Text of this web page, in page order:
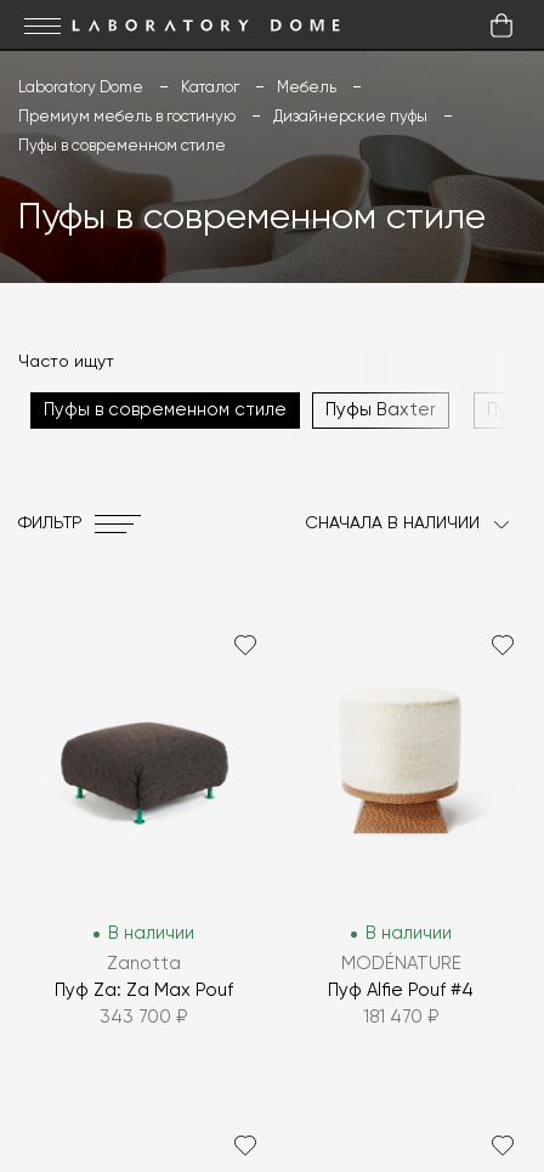
Laboratory Dome Каталог
Мебель
Премиум мебель в гостиную
Дизайнерские пуфы
Пуфы в современном стиле
Пуфы в современном стиле
Часто ищут
Пуфы Baxter
Пуфы в современном стиле
ФИЛЬТР СНАЧАЛА В НАЛИЧИИ
В наличии
Zanotta
Пуф Za: Za Max Pouf
343 700 ₽
В наличии
MODÉNATURE
Пуф Alfie Pouf #4
181 470 ₽